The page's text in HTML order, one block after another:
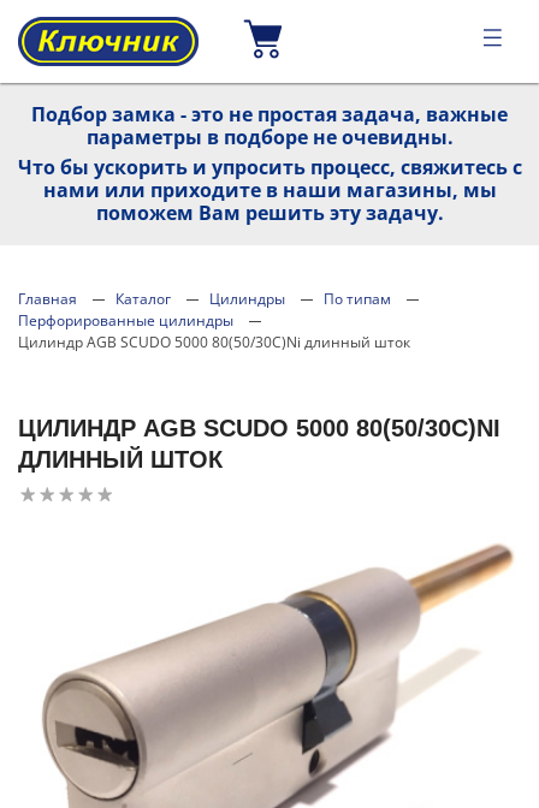
Подбор замка - это не простая задача, важные
параметры в подборе не очевидны.
Что бы ускорить и упросить процесс, свяжитесь с
нами или приходите в наши магазины, мы
поможем Вам решить эту задачу.
Главная Каталог Цилиндры
По типам
Перфорированные цилиндры
Цилиндр AGB SCUDO 5000 80(50/30C)Ni длинный шток
ЦИЛИНДР AGB SCUDO 5000 80(50/30C)NI
ДЛИННЫЙ ШТОК